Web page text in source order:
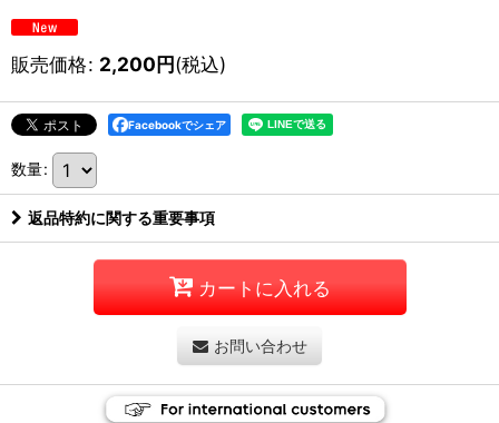
販売価格: 2,200円(税込)
Facebookでシェア
数量:
返品特約に関する重要事項
カートに入れる
お問い合わせ